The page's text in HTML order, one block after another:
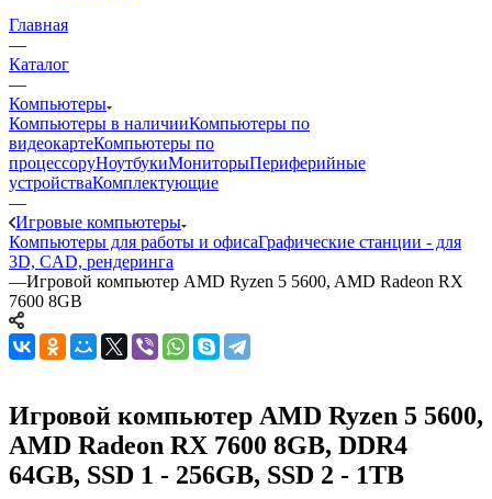
Главная
—
Каталог
—
Компьютеры
Компьютеры в наличииКомпьютеры по
видеокартеКомпьютеры по
процессоруНоутбукиМониторыПериферийные
устройстваКомплектующие
—
Игровые компьютеры
Компьютеры для работы и офисаГрафические станции - для
3D, CAD, рендеринга
—Игровой компьютер AMD Ryzen 5 5600, AMD Radeon RX
7600 8GB
Игровой компьютер AMD Ryzen 5 5600,
AMD Radeon RX 7600 8GB, DDR4
64GB, SSD 1 - 256GB, SSD 2 - 1TB